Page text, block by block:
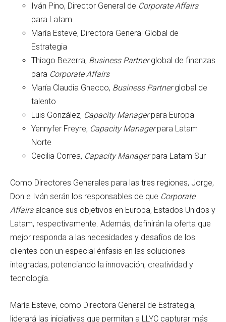
Iván Pino, Director General de Corporate Affairs
para Latam
María Esteve, Directora General Global de
Estrategia
Thiago Bezerra, Business Partnerglobal de finanzas
para Corporate Affairs
María Claudia Gnecco, Business Partnerglobal de
talento
Luis González, Capacity Managerpara Europa
Yennyfer Freyre, Capacity Managerpara Latam
Norte
Cecilia Correa, Capacity Managerpara Latam Sur
Como Directores Generales para las tres regiones, Jorge,
Don e Iván serán los responsables de que Corporate
Affairsalcance sus objetivos en Europa, Estados Unidos y
Latam, respectivamente. Además, definirán la oferta que
mejor responda a las necesidades y desafíos de los
clientes con un especial énfasis en las soluciones
integradas, potenciando la innovación, creatividad y
tecnología.
María Esteve, como Directora General de Estrategia,
liderará las iniciativas que permitan a LLYC capturar más